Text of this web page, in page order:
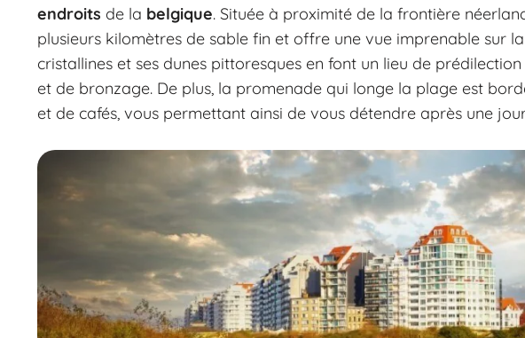
endroits de la belgique. Située à proximité de la frontière
plusieurs kilomètres de sable fin et offre une vue imprenable sur
cristallines et ses dunes pittoresques en font un lieu de
et de bronzage. De plus, la promenade qui longe la plage est
et de cafés, vous permettant ainsi de vous détendre après une